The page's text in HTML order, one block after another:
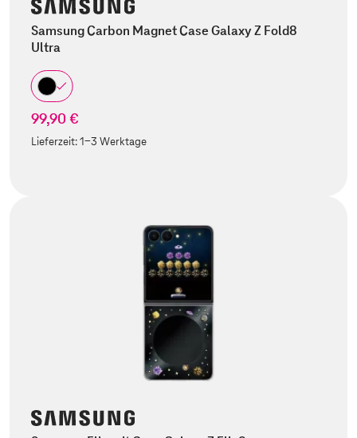
Samsung Carbon Magnet Case Galaxy Z Fold8
Ultra
99,90 €
Lieferzeit:1-3 Werktage